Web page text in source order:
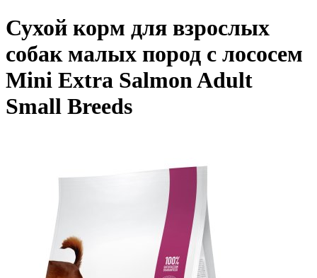
Сухой корм для взрослых
собак малых пород с лососем
Mini Extra Salmon Adult
Small Breeds